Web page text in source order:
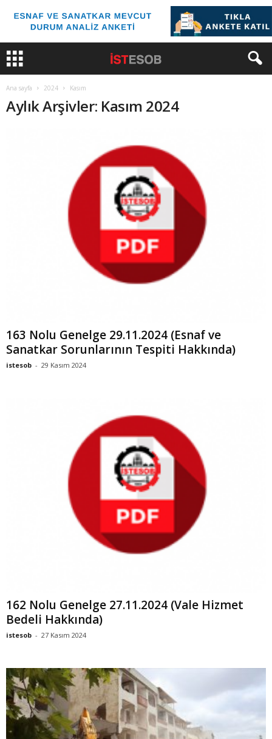
Ana sayfa 2024 Kasım
Aylık Arşivler: Kasım 2024
163 Nolu Genelge 29.11.2024 (Esnaf ve
Sanatkar Sorunlarının Tespiti Hakkında)
istesob - 29 Kasım 2024
162 Nolu Genelge 27.11.2024 (Vale Hizmet
Bedeli Hakkında)
istesob - 27 Kasım 2024